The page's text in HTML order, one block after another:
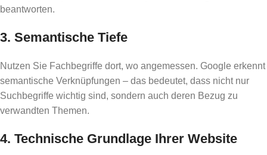
beantworten.
3. Semantische Tiefe
Nutzen Sie Fachbegriffe dort, wo angemessen. Google erkennt
semantische Verknüpfungen – das bedeutet, dass nicht nur
Suchbegriffe wichtig sind, sondern auch deren Bezug zu
verwandten Themen.
4. Technische Grundlage Ihrer Website